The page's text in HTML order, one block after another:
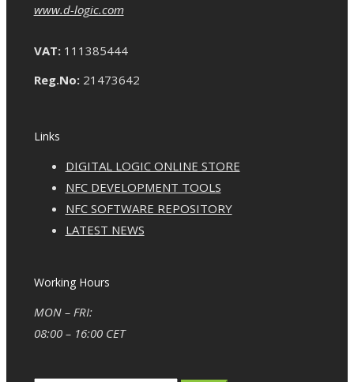
www.d-logic.com
VAT:111385444
Reg.No:21473642
Links
DIGITAL LOGIC ONLINE STORE
NFC DEVELOPMENT TOOLS
NFC SOFTWARE REPOSITORY
LATEST NEWS
Working Hours
MON – FRI:
08:00 – 16:00 CET